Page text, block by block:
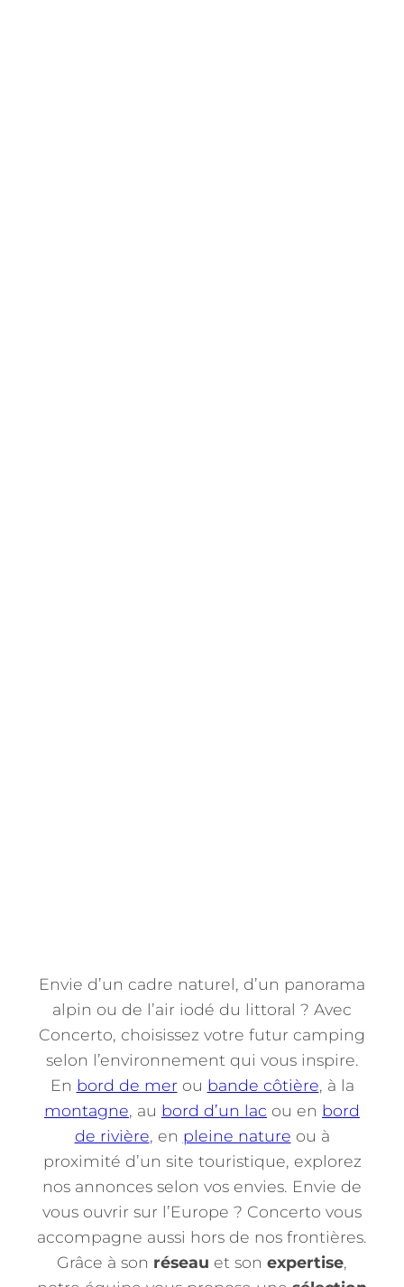
Envie d’un cadre naturel, d’un panorama
alpin ou de l’air iodé du littoral ? Avec
Concerto, choisissez votre futur camping
selon l’environnement qui vous inspire.
En bord de merou bande côtière, à la
montagne, au bord d’un lac ou en bord
de rivière, en pleine nature ou à
proximité d’un site touristique, explorez
nos annonces selon vos envies. Envie de
vous ouvrir sur l’Europe ? Concerto vous
accompagne aussi hors de nos frontières.
Grâce à son réseau et son expertise,